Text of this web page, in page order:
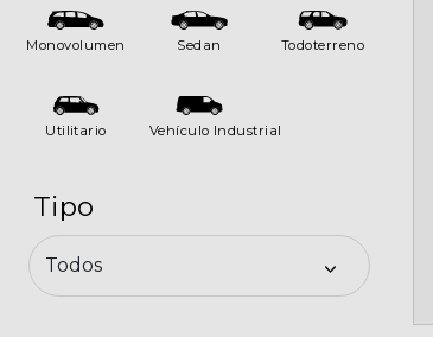
Contacto
Monovolumen Sedan Todoterreno
Utilitario Vehículo Industrial
Tipo